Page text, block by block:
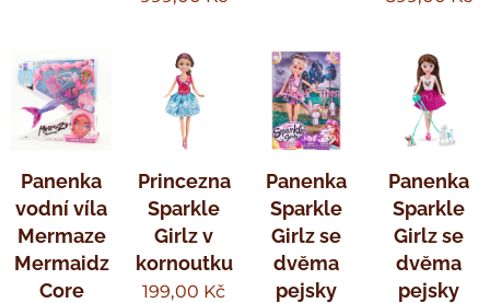
Panenka
vodní víla
Mermaze
Mermaidz
Core
Princezna
Sparkle
Girlz v
kornoutku
199,00 Kč
Panenka
Sparkle
Girlz se
dvěma
pejsky
Panenka
Sparkle
Girlz se
dvěma
pejsky